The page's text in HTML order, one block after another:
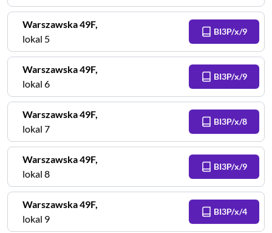
Warszawska49F,
lokal 5
BI3P/x/9
Warszawska49F,
lokal 6
BI3P/x/9
Warszawska49F,
lokal 7
BI3P/x/8
Warszawska49F,
lokal 8
BI3P/x/9
Warszawska49F,
lokal 9
BI3P/x/4